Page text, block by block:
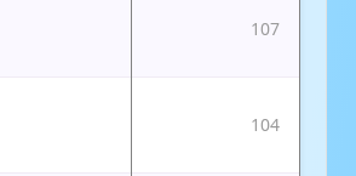
107
104